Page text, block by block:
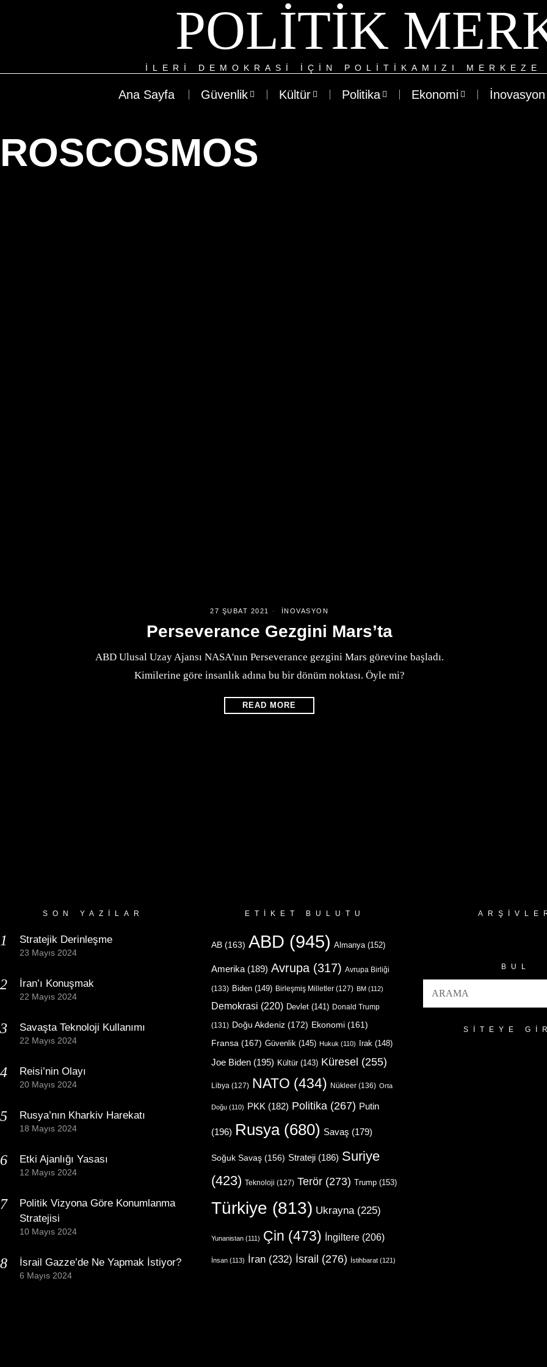
POLITIK
ILERI DEMOKRASI IÇIN POLITIKAMIZI
Ana Sayfa Güvenlik Kültür Politika Ekonomi İnovasyon
ROSCOSMOS
27 ŞUBAT 2021 İNOVASYON
Perseverance Gezgini Mars’ta
ABD Ulusal Uzay Ajansı NASA'nın Perseverance gezgini Mars görevine başladı.
Kimilerine göre insanlık adına bu bir dönüm noktası. Öyle mi?
READ MORE
SON YAZILAR
Stratejik Derinleşme
23 Mayıs 2024
İran’ı Konuşmak
22 Mayıs 2024
Savaşta Teknoloji Kullanımı
22 Mayıs 2024
Reisi’nin Olayı
20 Mayıs 2024
Rusya’nın Kharkiv Harekatı
18 Mayıs 2024
Etki Ajanlığı Yasası
12 Mayıs 2024
Politik Vizyona Göre Konumlanma
Stratejisi
10 Mayıs 2024
İsrail Gazze’de Ne Yapmak İstiyor?
6 Mayıs 2024
ETIKET BULUTU
AB (163) ABD (945) Almanya (152)
Amerika (189) Avrupa (317) Avrupa Birliği
(133) Biden (149) Birleşmiş Milletler (127) BM (112)
Demokrasi (220) Devlet (141) Donald Trump
(131) Doğu Akdeniz (172) Ekonomi (161)
Fransa (167) Güvenlik (145) Hukuk (110) Irak (148)
Joe Biden (195) Kültür(143) Küresel (255)
Libya (127) NATO (434) Nükleer (136) Orta
Doğu (110) PKK (182) Politika (267) Putin
(196) Rusya(680) Savaş (179)
Soğuk Savaş (156) Strateji (186) Suriye
(423) Teknoloji (127) Terör (273) Trump (153)
Türkiye (813) Ukrayna(225)
Yunanistan (111) Çin (473) İngiltere (206)
İnsan (113) İran (232) İsrail (276) İstihbarat (121)
BUL
SITEYE